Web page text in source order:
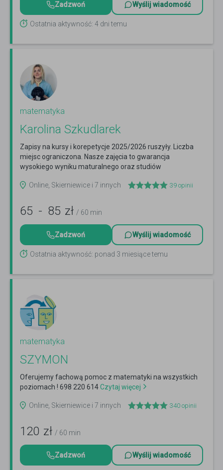
Zadzwoń Wyślij wiadomość
Ostatnia aktywność: 4 dni temu
matematyka
Karolina Szkudlarek
Zapisy na kursy i korepetycje 2025/2026 ruszyły. Liczba
miejsc ograniczona. Nasze zajęcia to gwarancja
wysokiego wyniku maturalnego oraz studiów
Online, Skierniewice i 7 innych
39 opinii
65 - 85 zł / 60 min
Zadzwoń Wyślij wiadomość
Ostatnia aktywność: ponad 3 miesiące temu
matematyka
SZYMON
Oferujemy fachową pomoc z matematyki na wszystkich
poziomach ! 698 220 614Czytaj więcej
Online, Skierniewice i 7 innych 340 opinii
120 zł / 60 min
Zadzwoń Wyślij wiadomość